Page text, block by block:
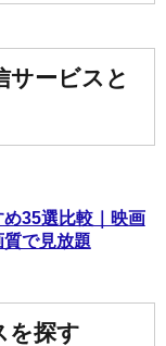
サービスと
35選比較｜映画
で見放題
を探す